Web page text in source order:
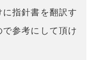
指針書を翻訳す
参考にして頂け